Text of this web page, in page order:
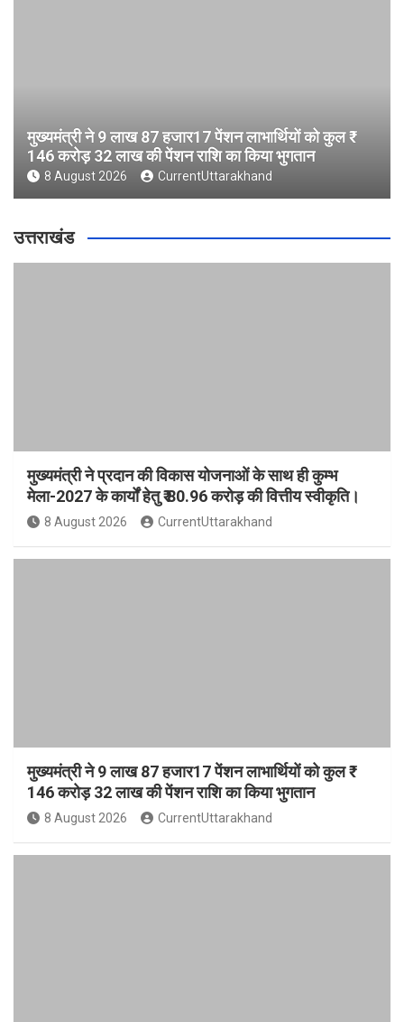
मुख्यमंत्री ने 9 लाख 87 हजार17 पेंशन लाभार्थियों को कुल ₹
146 करोड़ 32 लाख की पेंशन राशि का किया भुगतान
8 August 2026 CurrentUttarakhand
उत्तराखंड
मुख्यमंत्री ने प्रदान की विकास योजनाओं के साथ ही कुम्भ
मेला-2027 के कार्यों हेतु ₹ 80.96 करोड़ की वित्तीय स्वीकृति।
8 August 2026 CurrentUttarakhand
मुख्यमंत्री ने 9 लाख 87 हजार17 पेंशन लाभार्थियों को कुल ₹
146 करोड़ 32 लाख की पेंशन राशि का किया भुगतान
8 August 2026 CurrentUttarakhand